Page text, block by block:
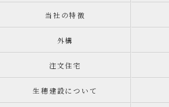
当社の特徴
外構
注文住宅
生穂建設について